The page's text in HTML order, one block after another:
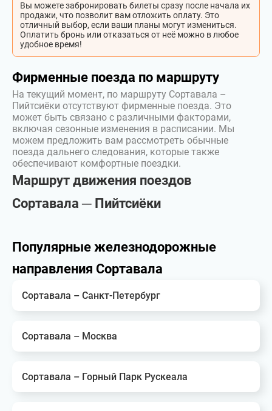
Вы можете забронировать билеты сразу после начала их
продажи, что позволит вам отложить оплату. Это
отличный выбор, если ваши планы могут измениться.
Оплатить бронь или отказаться от неё можно в любое
удобное время!
Фирменные поезда по маршруту
На текущий момент, по маршруту Сортавала –
Пийтсиёки отсутствуют фирменные поезда. Это
может быть связано с различными факторами,
включая сезонные изменения в расписании. Мы
можем предложить вам рассмотреть обычные
поезда дальнего следования, которые также
обеспечивают комфортные поездки.
Маршрут движения поездов
Сортавала ─ Пийтсиёки
Популярные железнодорожные
направления Сортавала
Сортавала – Санкт-Петербург
Сортавала – Москва
Сортавала – Горный Парк Рускеала